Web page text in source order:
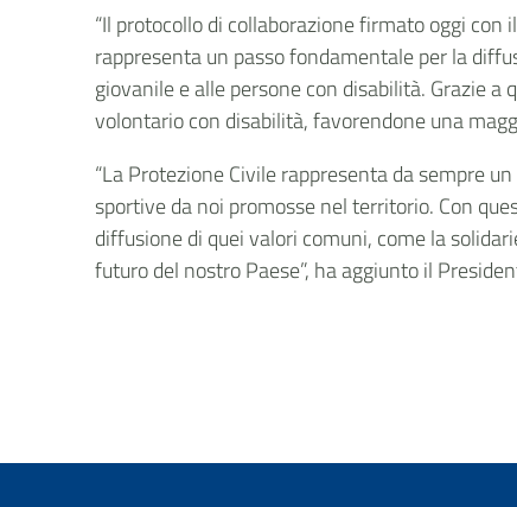
“Il protocollo di collaborazione firmato oggi
rappresenta un passo fondamentale per la
giovanile e alle persone con disabilità. Grazie
volontario con disabilità, favorendone una
“La Protezione Civile rappresenta da sempre
sportive da noi promosse nel territorio. Con
diffusione di quei valori comuni, come la
futuro del nostro Paese”, ha aggiunto il